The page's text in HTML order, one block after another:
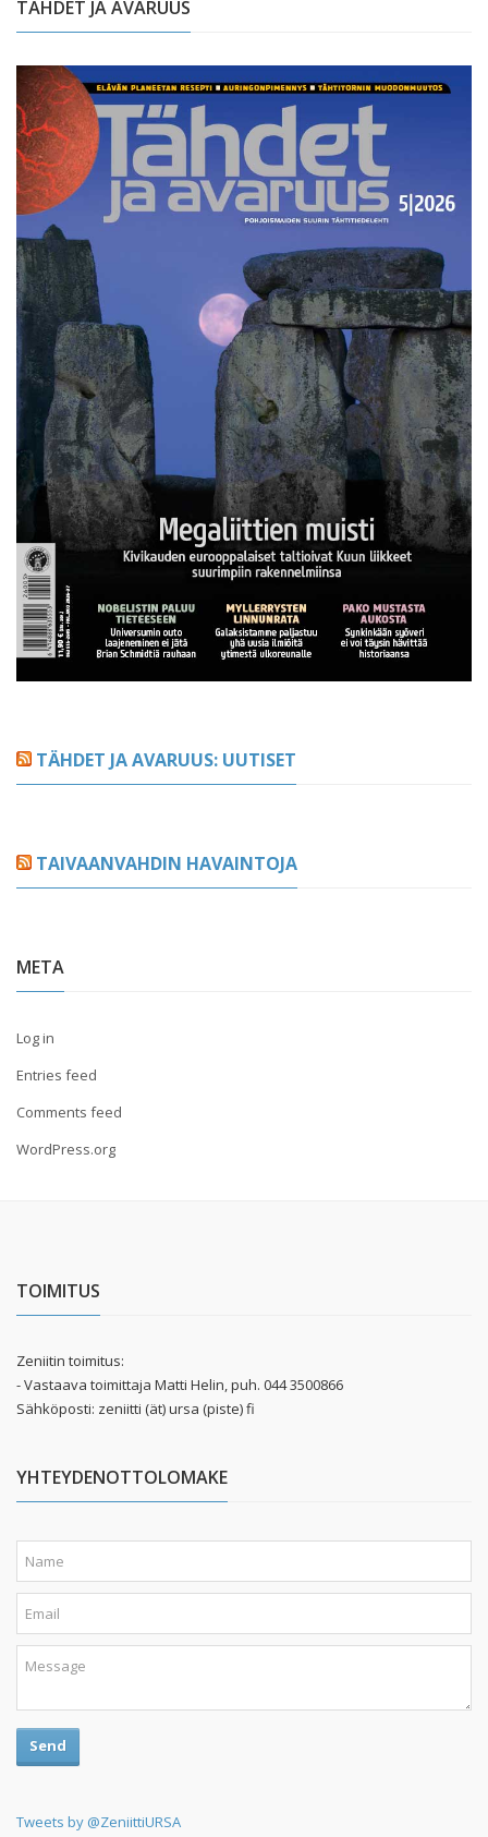
TÄHDET JA AVARUUS
TÄHDET JA AVARUUS: UUTISET
TAIVAANVAHDIN HAVAINTOJA
META
Log in
Entries feed
Comments feed
WordPress.org
TOIMITUS
Zeniitin toimitus:
- Vastaava toimittaja Matti Helin, puh. 044 3500866
Sähköposti: zeniitti (ät) ursa (piste) fi
YHTEYDENOTTOLOMAKE
Send
Tweets by @ZeniittiURSA